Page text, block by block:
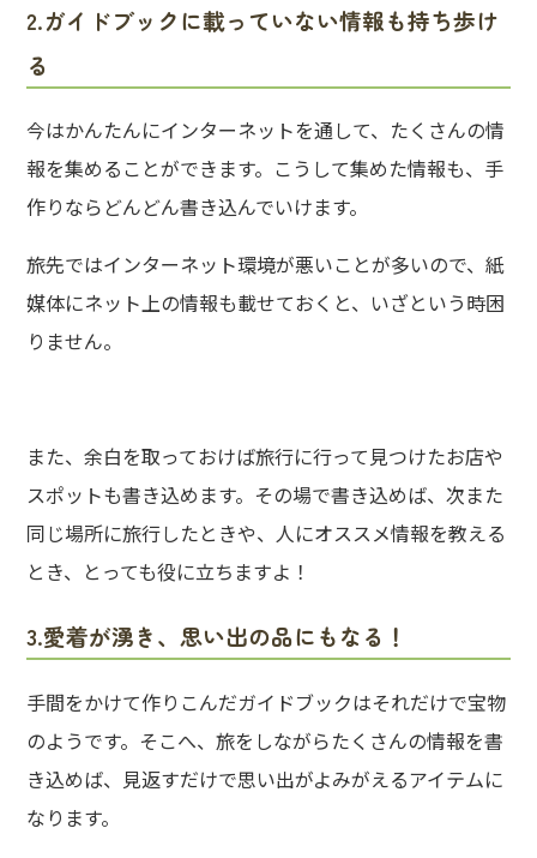
2.ガイドブックに載っていない情報も持ち歩け
る
今はかんたんにインターネットを通して、たくさんの情
報を集めることができます。こうして集めた情報も、手
作りならどんどん書き込んでいけます。
旅先ではインターネット環境が悪いことが多いので、紙
媒体にネット上の情報も載せておくと、いざという時困
りません。
また、余白を取っておけば旅行に行って見つけたお店や
スポットも書き込めます。その場で書き込めば、次また
同じ場所に旅行したときや、人にオススメ情報を教える
とき、とっても役に立ちますよ！
3.愛着が湧き、思い出の品にもなる！
手間をかけて作りこんだガイドブックはそれだけで宝物
のようです。そこへ、旅をしながらたくさんの情報を書
き込めば、見返すだけで思い出がよみがえるアイテムに
なります。